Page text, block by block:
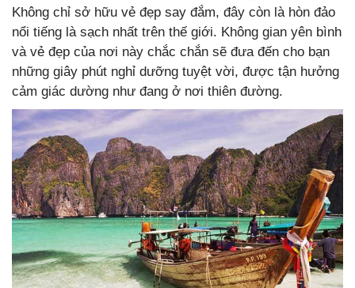
Không chỉ sở hữu vẻ đẹp say đắm, đây còn là hòn đảo
nổi tiếng là sạch nhất trên thế giới. Không gian yên bình
và vẻ đẹp của nơi này chắc chắn sẽ đưa đến cho bạn
những giây phút nghỉ dưỡng tuyệt vời, được tận hưởng
cảm giác dường như đang ở nơi thiên đường.